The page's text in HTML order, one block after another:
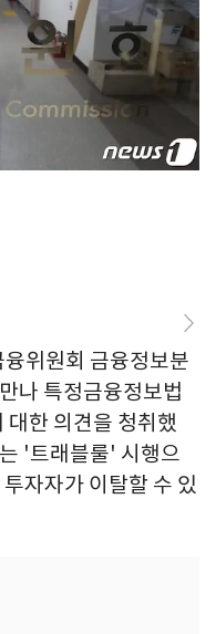
위원회 금융정보분
나 특정금융정보법
한 의견을 청취했
'트래블룰' 시행으
자자가 이탈할 수 있